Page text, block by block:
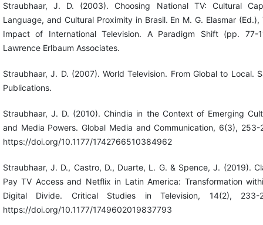
Straubhaar, J. D. (2003). Choosing National TV: Cultural
Language, and Cultural Proximity in Brasil. En M. G. Elasmar (Ed.),
Impact of International Television. A Paradigm Shift (pp. 77-
Lawrence Erlbaum Associates.
Straubhaar, J. D. (2007). World Television. From Global to Local.
Publications.
Straubhaar, J. D. (2010). Chindia in the Context of Emerging
and Media Powers. Global Media and Communication, 6(3), 253-
https://doi.org/10.1177/1742766510384962
Straubhaar, J. D., Castro, D., Duarte, L. G. & Spence, J. (2019).
Pay TV Access and Netflix in Latin America: Transformation
Digital Divide. Critical Studies in Television, 14(2), 233-
https://doi.org/10.1177/1749602019837793